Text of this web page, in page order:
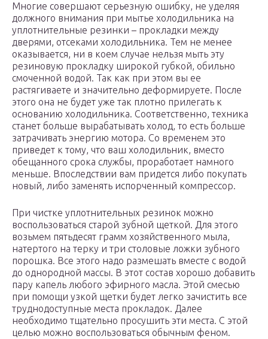
Многие совершают серьезную ошибку, не уделяя
должного внимания при мытье холодильника на
уплотнительные резинки – прокладки между
дверями, отсеками холодильника. Тем не менее
оказывается, ни в коем случае нельзя мыть эту
резиновую прокладку широкой губкой, обильно
смоченной водой. Так как при этом вы ее
растягиваете и значительно деформируете. После
этого она не будет уже так плотно прилегать к
основанию холодильника. Соответственно, техника
станет больше вырабатывать холод, то есть больше
затрачивать энергию мотора. Со временем это
приведет к тому, что ваш холодильник, вместо
обещанного срока службы, проработает намного
меньше. Впоследствии вам придется либо покупать
новый, либо заменять испорченный компрессор.
При чистке уплотнительных резинок можно
воспользоваться старой зубной щеткой. Для этого
возьмем пятьдесят грамм хозяйственного мыла,
натертого на терку и три столовые ложки зубного
порошка. Все этого надо размешать вместе с водой
до однородной массы. В этот состав хорошо добавить
пару капель любого эфирного масла. Этой смесью
при помощи узкой щетки будет легко зачистить все
труднодоступные места прокладок. Далее
необходимо тщательно просушить эти места. С этой
целью можно воспользоваться обычным феном.